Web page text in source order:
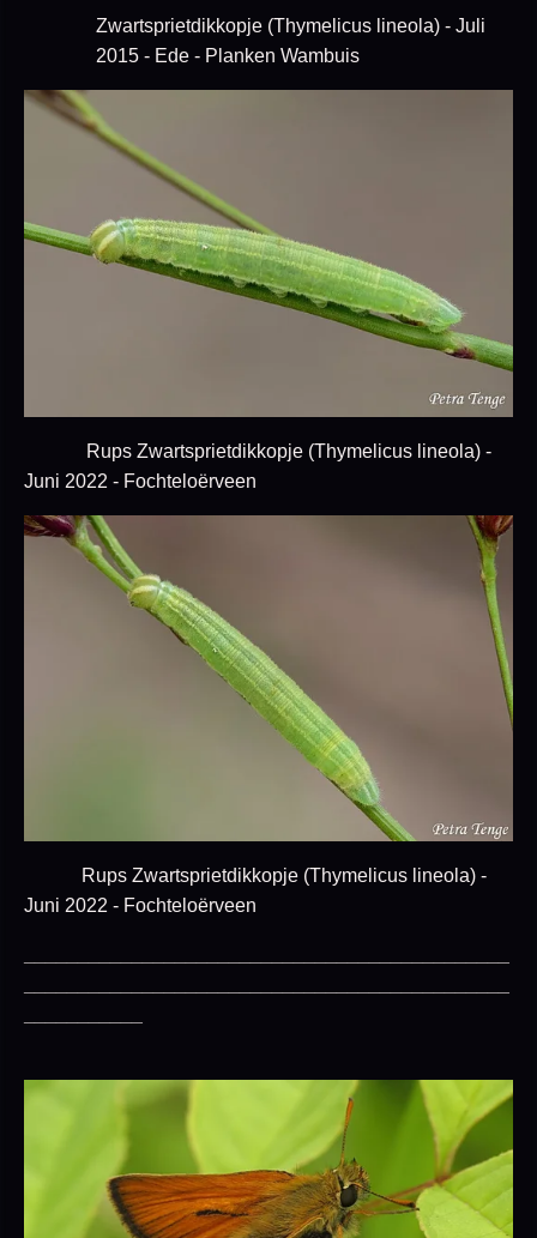
Zwartsprietdikkopje (Thymelicus lineola) - Juli
2015 - Ede - Planken Wambuis
Rups Zwartsprietdikkopje (Thymelicus lineola) -
Juni 2022 - Fochteloërveen
Rups Zwartsprietdikkopje (Thymelicus lineola) -
Juni 2022 - Fochteloërveen